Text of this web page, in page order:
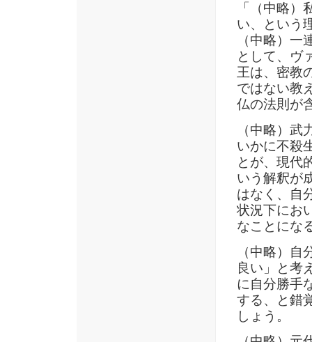
「（中略
い、という
（中略）
として、ヴ
王は、密教
ではない教
仏の法則が
（中略）
いかに不殺
とが、現代
いう解釈が
はなく、自
状況下にお
なことにな
（中略）
良い」と考
に自分勝手
する、と錯
しょう。